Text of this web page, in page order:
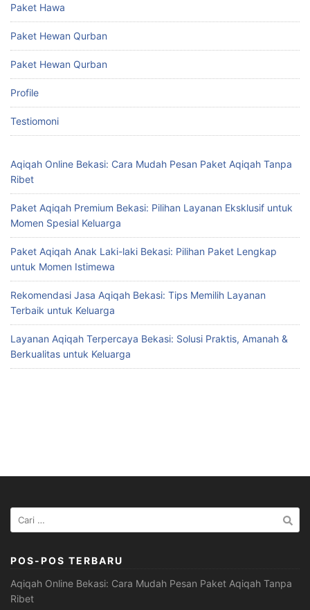
Paket Hawa
Paket Hewan Qurban
Paket Hewan Qurban
Profile
Testiomoni
Aqiqah Online Bekasi: Cara Mudah Pesan Paket Aqiqah Tanpa
Ribet
Paket Aqiqah Premium Bekasi: Pilihan Layanan Eksklusif untuk
Momen Spesial Keluarga
Paket Aqiqah Anak Laki-laki Bekasi: Pilihan Paket Lengkap
untuk Momen Istimewa
Rekomendasi Jasa Aqiqah Bekasi: Tips Memilih Layanan
Terbaik untuk Keluarga
Layanan Aqiqah Terpercaya Bekasi: Solusi Praktis, Amanah &
Berkualitas untuk Keluarga
Cari
untuk:
POS-POS TERBARU
Aqiqah Online Bekasi: Cara Mudah Pesan Paket Aqiqah Tanpa
Ribet